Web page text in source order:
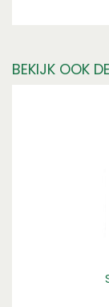
Breedte
BEKIJK OOK